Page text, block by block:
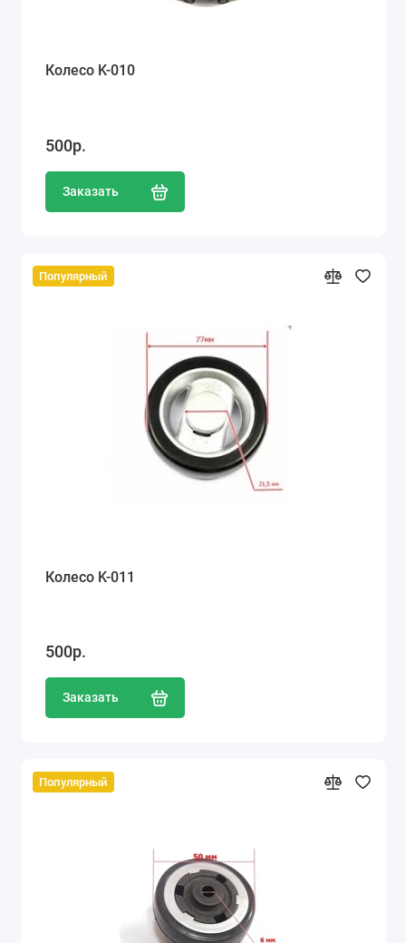
Колесо K-010
500р.
Заказать
Популярный
Колесо K-011
500р.
Заказать
Популярный